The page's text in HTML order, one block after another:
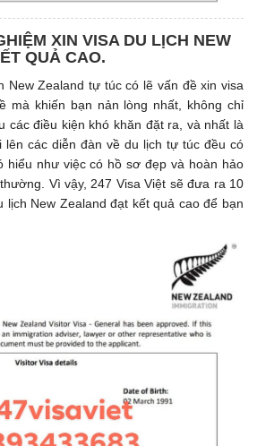
XIN VISA DU LỊCH NEW
QUẢ CAO.
New Zealand tự túc có lẽ vấn đề xin visa
mà khiến bạn nản lòng nhất, không chỉ
các điều kiện khó khăn đặt ra, và nhất là
lên các diễn đàn về du lịch tự túc đều có
hiểu như việc có hồ sơ đẹp và hoàn hảo
Vì vậy, 247 Visa Việt sẽ đưa ra 10
lịch New Zealand đạt kết quả cao để bạn